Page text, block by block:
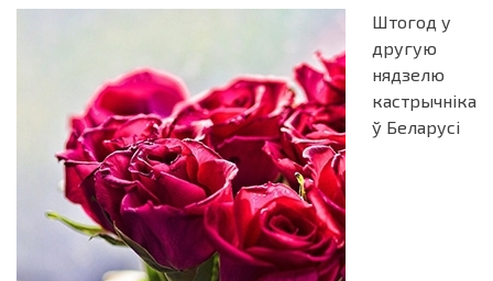
Штогод у
другую
нядзелю
кастрычніка
ў Беларусі